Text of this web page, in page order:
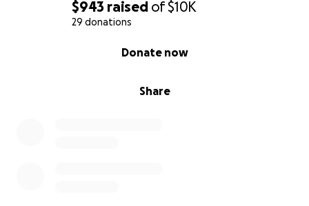
$943 raised of$10K
29 donations
Share
Donate now